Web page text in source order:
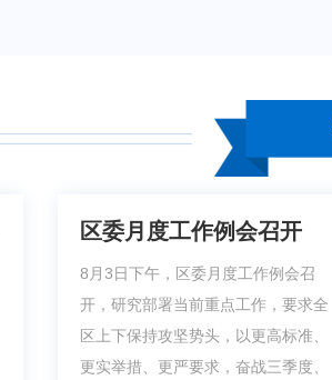
区委月度工作例会召开
8月3日下午，区委月度工作例会召
开，研究部署当前重点工作，要求全
区上下保持攻坚势头，以更高标准、
更实举措、更严要求，奋战三季度、